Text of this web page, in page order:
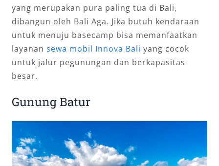
yang merupakan pura paling tua di Bali,
dibangun oleh Bali Aga. Jika butuh kendaraan
untuk menuju basecamp bisa memanfaatkan
layanan sewa mobil Innova Bali yang cocok
untuk jalur pegunungan dan berkapasitas
besar.
Gunung Batur